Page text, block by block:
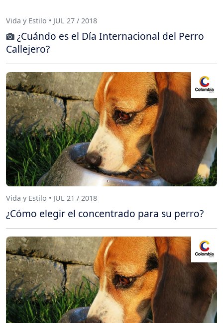
Vida y Estilo • JUL 27 / 2018
¿Cuándo es el Día Internacional del Perro
Callejero?
Vida y Estilo • JUL 21 / 2018
¿Cómo elegir el concentrado para su perro?